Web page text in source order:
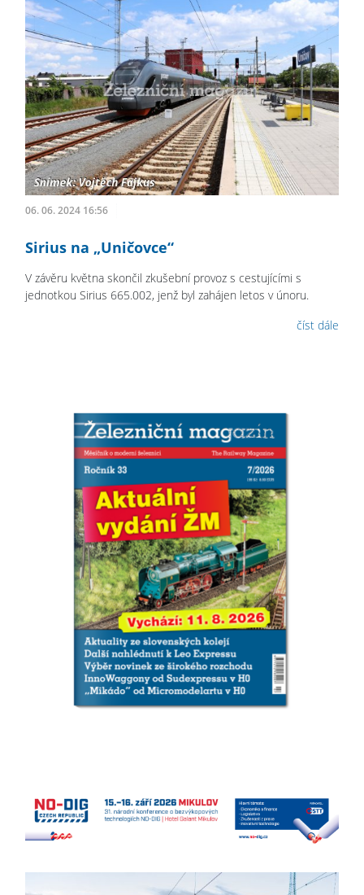
06. 06. 2024 16:56
Sirius na „Uničovce“
V závěru května skončil zkušební provoz s cestujícími s
jednotkou Sirius 665.002, jenž byl zahájen letos v únoru.
číst dále